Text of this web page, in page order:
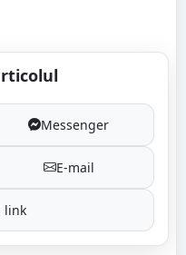
Messenger
E-mail
link